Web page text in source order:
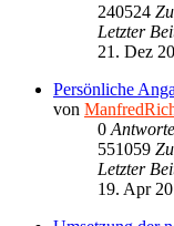
240524
Letzter
21. Dez
Persönliche
von
0
551059
Letzter
19. Apr